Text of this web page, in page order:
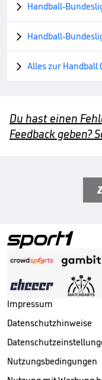
 Handball-
 Handball-
 Alles zur Handball
Du hast einen
Feedback geben?
Impressum
Datenschutzhinweise
Nutzungsbedingungen